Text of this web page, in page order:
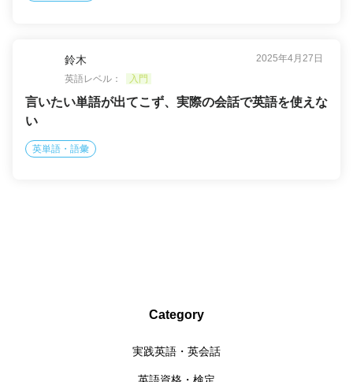
鈴木
2025年4月27日
英語レベル：
入門
言いたい単語が出てこず、実際の会話で英語を使えな
い
英単語・語彙
Category
実践英語・英会話